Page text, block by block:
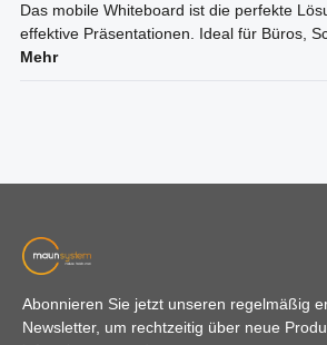
Das mobile Whiteboard ist die perfekte
effektive Präsentationen. Ideal für Büros,
Mehr
Abonnieren Sie jetzt unseren regelmäßig
Newsletter, um rechtzeitig über neue